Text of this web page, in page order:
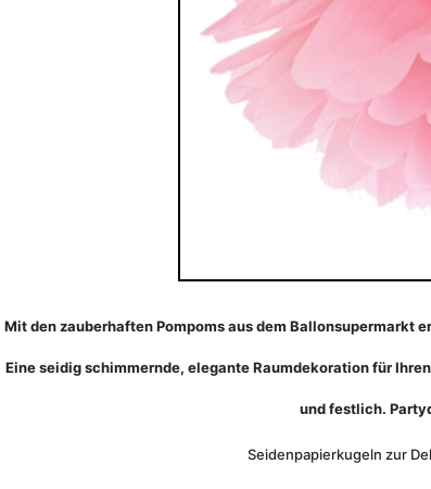
Mit den zauberhaften Pompoms aus dem Ballonsupermarkt
Eine seidig schimmernde, elegante Raumdekoration für
und festlich.
Seidenpapierkugeln zur